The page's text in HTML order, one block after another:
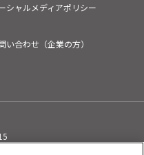
シャルメディアポリシー
い合わせ（企業の方）